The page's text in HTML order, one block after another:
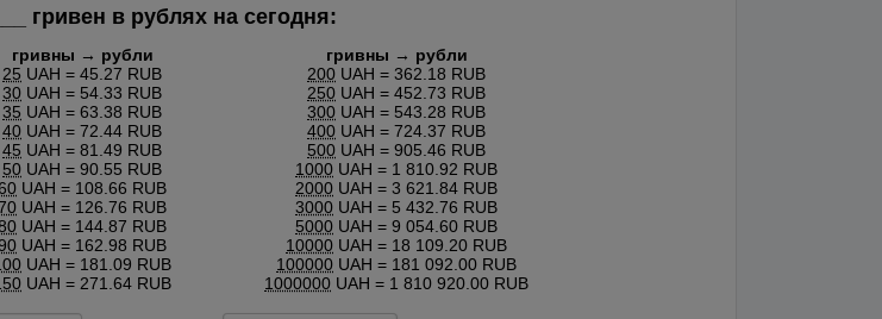
гривен в рублях на сегодня:
гривны → рубли
25 UAH = 45.27 RUB
30 UAH = 54.33 RUB
35 UAH = 63.38 RUB
40 UAH = 72.44 RUB
45 UAH = 81.49 RUB
50 UAH = 90.55 RUB
UAH = 108.66 RUB
UAH = 126.76 RUB
UAH = 144.87 RUB
UAH = 162.98 RUB
UAH = 181.09 RUB
UAH = 271.64 RUB
гривны → рубли
200 UAH = 362.18 RUB
250 UAH = 452.73 RUB
300 UAH = 543.28 RUB
400 UAH = 724.37 RUB
500 UAH = 905.46 RUB
1000 UAH = 1 810.92 RUB
2000 UAH = 3 621.84 RUB
3000 UAH = 5 432.76 RUB
5000 UAH = 9 054.60 RUB
10000 UAH = 18 109.20 RUB
100000 UAH = 181 092.00 RUB
1000000 UAH = 1 810 920.00 RUB